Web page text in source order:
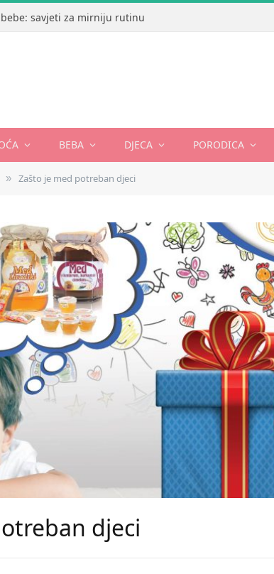
savjeti za mirniju rutinu
BEBA DJECA PORODICA
» Zašto je med potreban djeci
djeci